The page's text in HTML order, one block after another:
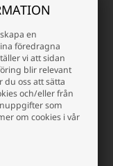
en
föredragna
vi att sidan
blir relevant
du oss att sätta
och/eller från
som
om cookies i vår